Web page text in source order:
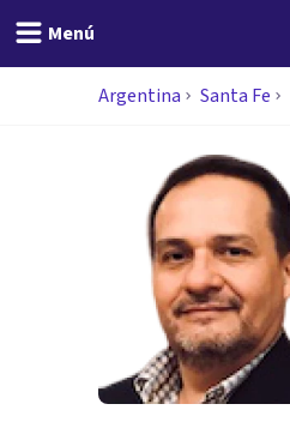
Menú
Argentina Santa Fe